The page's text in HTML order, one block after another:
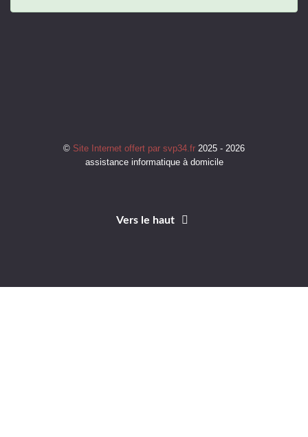
© Site Internet offert par svp34.fr 2025 - 2026
assistance informatique à domicile
Vers le haut